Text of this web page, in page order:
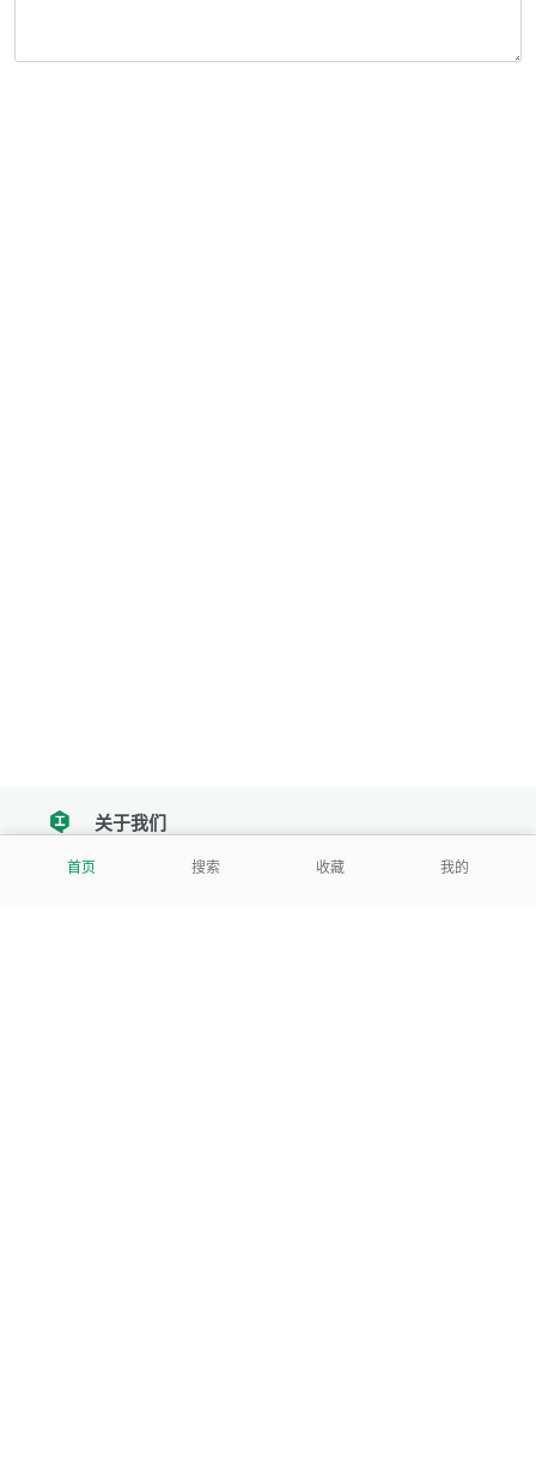
首页 搜索 收藏 我的
tencent关于我们
我们努力把每一个工具做成批量处理的产品